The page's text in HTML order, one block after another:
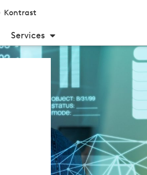
Kontrast
Services